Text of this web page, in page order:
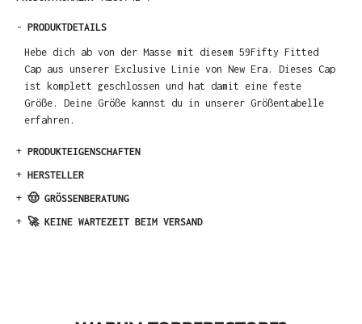
- PRODUKTDETAILS
Hebe dich ab von der Masse mit diesem 59Fifty Fitted
Cap aus unserer Exclusive Linie von New Era. Dieses Cap
ist komplett geschlossen und hat damit eine feste
Größe. Deine Größe kannst du in unserer Größentabelle
erfahren.
+ PRODUKTEIGENSCHAFTEN
+ HERSTELLER
+ 🤠 GRÖSSENBERATUNG
+ 🚀 KEINE WARTEZEIT BEIM VERSAND